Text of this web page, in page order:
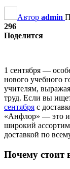
Автор admin
296
Поделится
1 сентября —
нового учебного
учителям,
труд. Если вы
сентября с
«Анфлор» — это
широкий
доставкой по
Почему стоит